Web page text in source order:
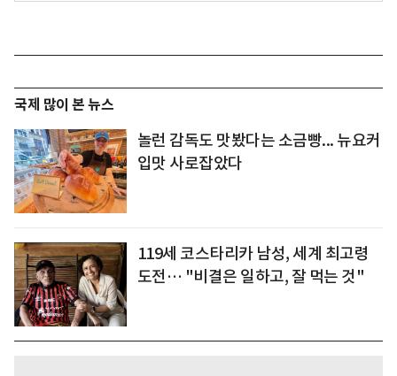
국제 많이 본 뉴스
놀런 감독도 맛봤다는 소금빵... 뉴요커
입맛 사로잡았다
119세 코스타리카 남성, 세계 최고령
도전… "비결은 일하고, 잘 먹는 것"